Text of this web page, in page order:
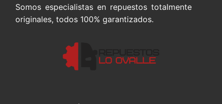
Somos especialistas en repuestos totalmente
originales, todos 100% garantizados.